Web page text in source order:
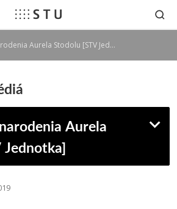
Aurela Stodolu [STV Jednotka]
Aurela